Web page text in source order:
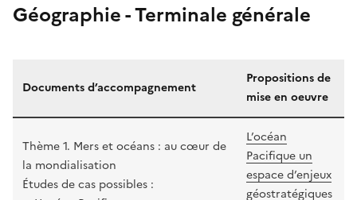
Géographie - Terminale générale
Documents d’accompagnement
Propositions de
mise en oeuvre
Thème 1. Mers et océans : au cœur de
la mondialisation
Études de cas possibles :
L’océan
Pacifique un
espace d’enjeux
géostratégiques